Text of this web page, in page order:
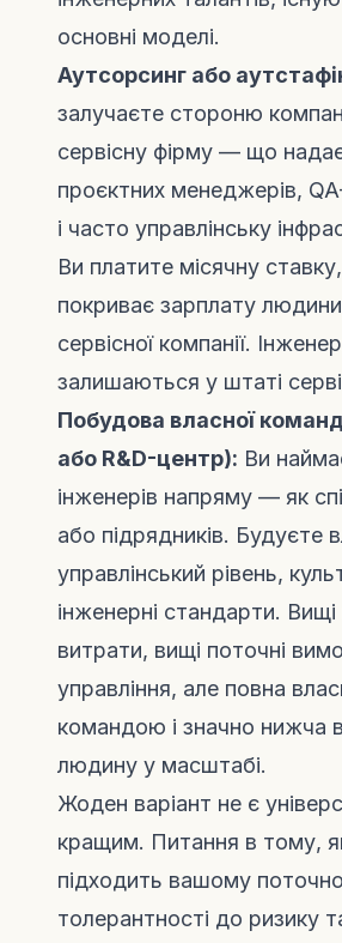
основні моделі.
Аутсорсинг або
залучаєте стороню
сервісну фірму — що
проєктних менеджерів, QA-
і часто управлінську
Ви платите місячну
покриває зарплату
сервісної компанії.
залишаються у штаті
Побудова власної
або R&D-центр): Ви
інженерів напряму — як
або підрядників. Будуєте
управлінський рівень,
інженерні стандарти. Вищі
витрати, вищі поточні
управління, але повна
командою і значно нижча
людину у масштабі.
Жоден варіант не є
кращим. Питання в тому,
підходить вашому
толерантності до ризику